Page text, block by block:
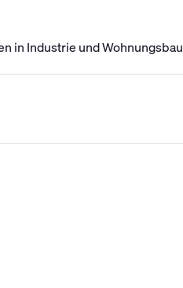
in Industrie und Wohnungsbau